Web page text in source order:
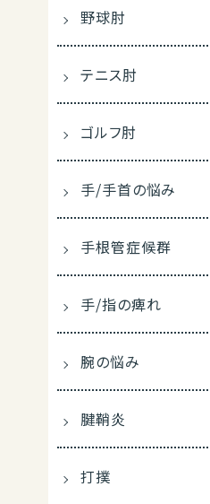
野球肘
テニス肘
ゴルフ肘
手/手首の悩み
手根管症候群
手/指の痺れ
腕の悩み
腱鞘炎
打撲